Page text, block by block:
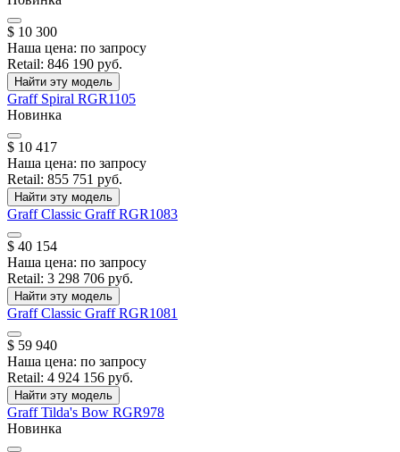
$ 10 300
Наша цена: по запросу
Retail: 846 190 руб.
Найти эту модель
Graff Spiral RGR1105
Новинка
$ 10 417
Наша цена: по запросу
Retail: 855 751 руб.
Найти эту модель
GraffClassic GraffRGR1083
$ 40 154
Наша цена: по запросу
Retail: 3 298 706 руб.
Найти эту модель
GraffClassic GraffRGR1081
$ 59 940
Наша цена: по запросу
Retail: 4 924 156 руб.
Найти эту модель
GraffTilda's Bow RGR978
Новинка